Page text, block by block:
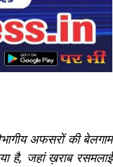
अफसरों की बेलगाम
है, जहां ख़राब रसमलाई